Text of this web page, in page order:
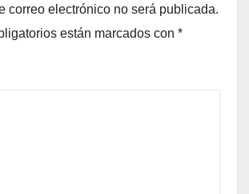
correo electrónico no será publicada.
están marcados con *